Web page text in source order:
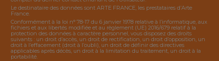
Le destinataire des données sont ARTE FRANCE, les prestataires d’Arte
France.
Conformément à la loi n° 78-17 du 6 janvier 1978 relative à l’informatique, aux
fichiers et aux libertés modifiée et au règlement (UE) 2016/679 relatif à la
protection des données à caractère personnel, vous disposez des droits
suivants : un droit d’accès, un droit de rectification, un droit d’opposition, un
droit à l’effacement (droit à l’oubli), un droit de définir des directives
applicables après décès, un droit à la limitation du traitement, un droit à la
portabilité.